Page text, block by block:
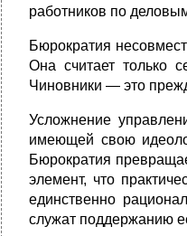
работников по
Бюрократия
Она считает только
Чиновники — это
Усложнение
имеющей свою
Бюрократия
элемент, что
единственно
служат поддержанию